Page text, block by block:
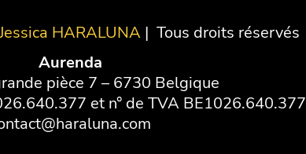
Jessica HARALUNA | Tous droits réservés
Aurenda
pièce 7 – 6730 Belgique
et n° de TVA BE1026.640.377